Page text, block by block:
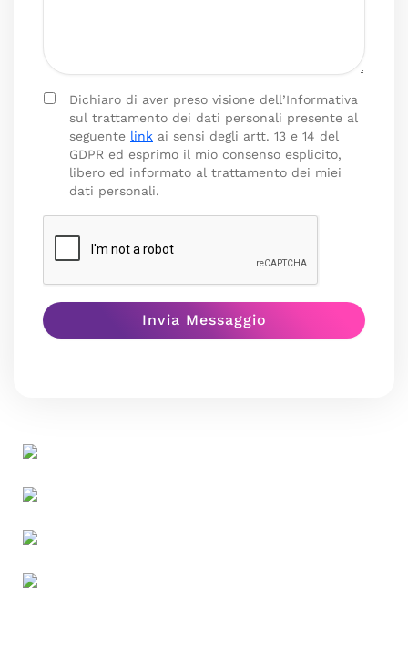
Dichiaro di aver preso visione dell’Informativa
sul trattamento dei dati personali presente al
seguente link ai sensi degli artt. 13 e 14 del
GDPR ed esprimo il mio consenso esplicito,
libero ed informato al trattamento dei miei
dati personali.